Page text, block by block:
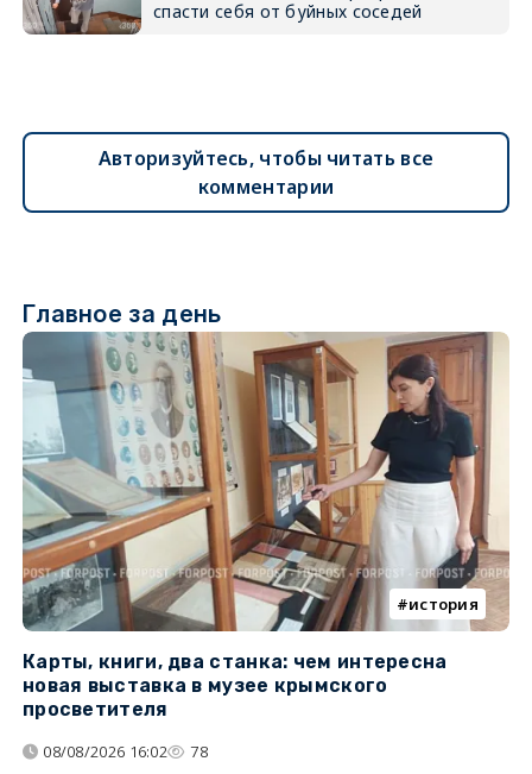
спасти себя от буйных соседей
Авторизуйтесь, чтобы читать все
комментарии
Главное за день
история
Карты, книги, два станка: чем интересна
новая выставка в музее крымского
просветителя
08/08/2026 16:02 78